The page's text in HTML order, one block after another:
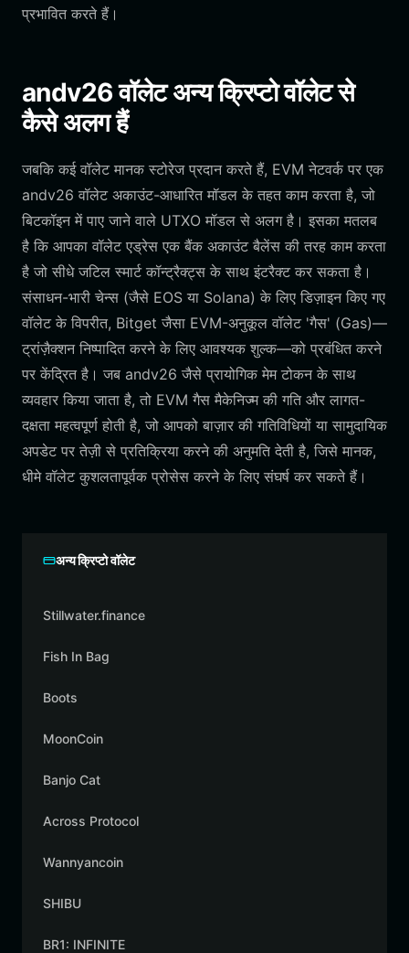
प्रभावित करते हैं।
andv26 वॉलेट अन्य क्रिप्टो वॉलेट से
कैसे अलग हैं
जबकि कई वॉलेट मानक स्टोरेज प्रदान करते हैं, EVM नेटवर्क पर एक
andv26 वॉलेट अकाउंट-आधारित मॉडल के तहत काम करता है, जो
बिटकॉइन में पाए जाने वाले UTXO मॉडल से अलग है। इसका मतलब
है कि आपका वॉलेट एड्रेस एक बैंक अकाउंट बैलेंस की तरह काम करता
है जो सीधे जटिल स्मार्ट कॉन्ट्रैक्ट्स के साथ इंटरैक्ट कर सकता है।
संसाधन-भारी चेन्स (जैसे EOS या Solana) के लिए डिज़ाइन किए गए
वॉलेट के विपरीत, Bitget जैसा EVM-अनुकूल वॉलेट 'गैस' (Gas)—
ट्रांज़ैक्शन निष्पादित करने के लिए आवश्यक शुल्क—को प्रबंधित करने
पर केंद्रित है। जब andv26 जैसे प्रायोगिक मेम टोकन के साथ
व्यवहार किया जाता है, तो EVM गैस मैकेनिज्म की गति और लागत-
दक्षता महत्वपूर्ण होती है, जो आपको बाज़ार की गतिविधियों या सामुदायिक
अपडेट पर तेज़ी से प्रतिक्रिया करने की अनुमति देती है, जिसे मानक,
धीमे वॉलेट कुशलतापूर्वक प्रोसेस करने के लिए संघर्ष कर सकते हैं।
अन्य क्रिप्टो वॉलेट
Stillwater.finance
Fish In Bag
Boots
MoonCoin
Banjo Cat
Across Protocol
Wannyancoin
SHIBU
BR1: INFINITE